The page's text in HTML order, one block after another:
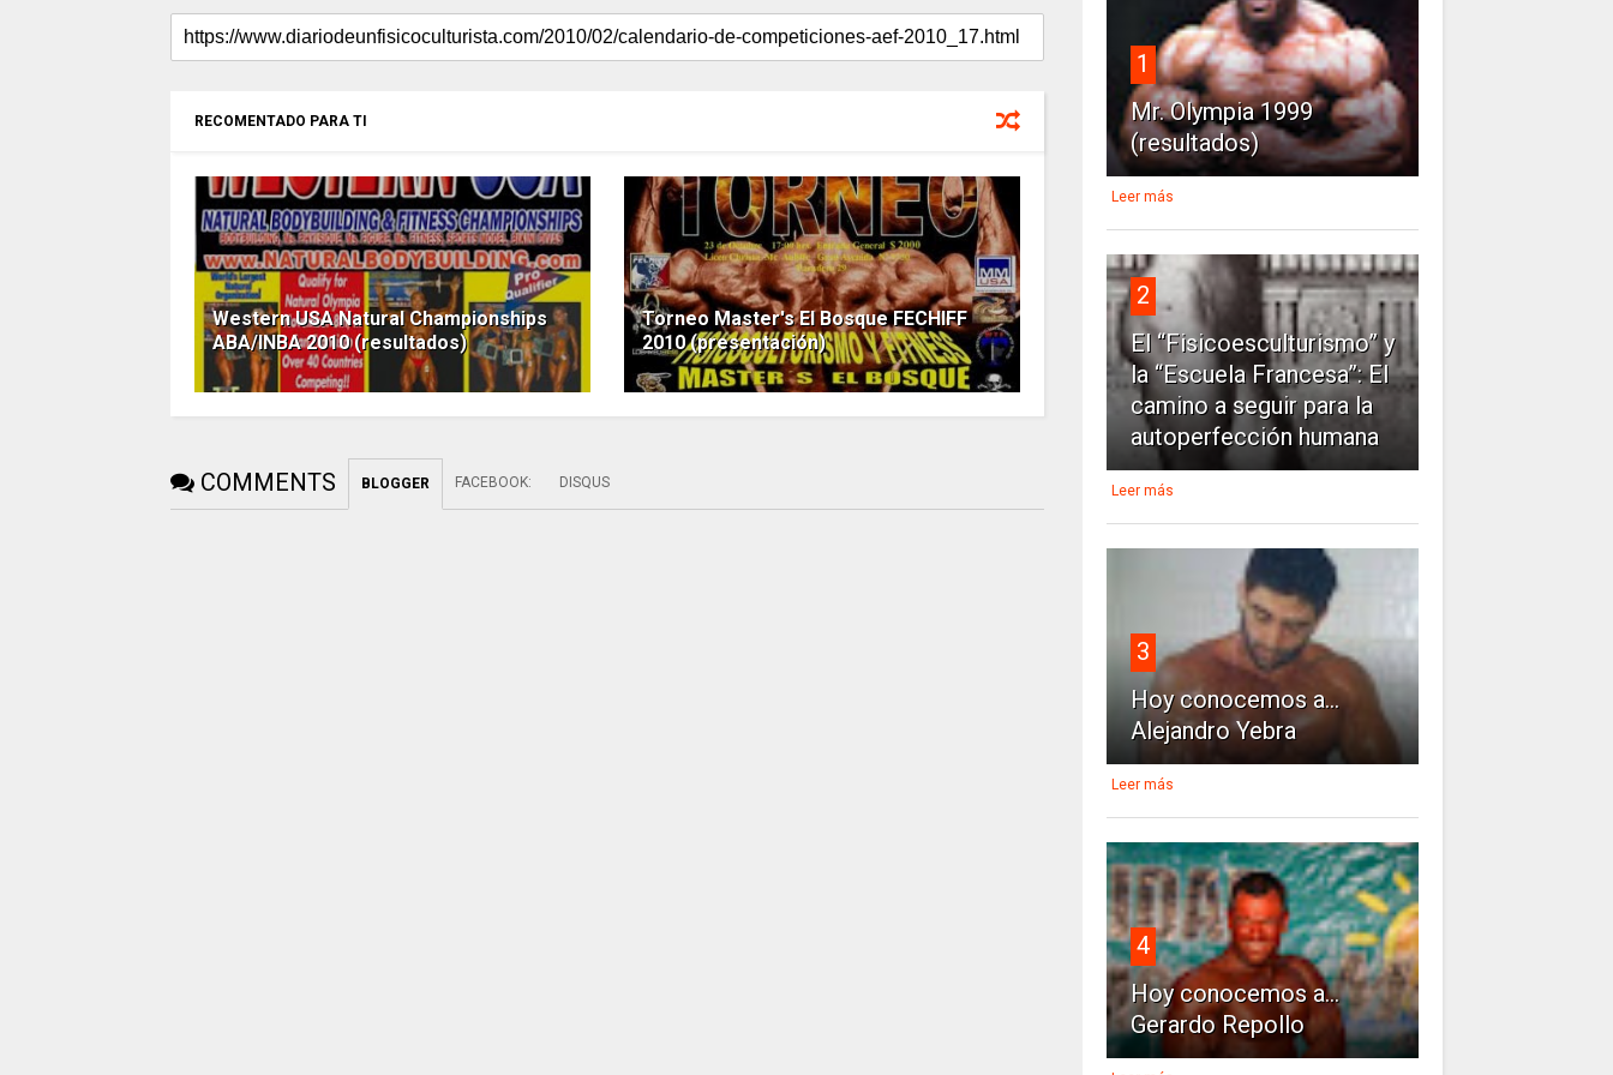
RECOMENTADO PARA TI
Western USA Natural Championships
ABA/INBA 2010 (resultados)
Torneo Master's El Bosque FECHIFF
2010 (presentación)
COMMENTS BLOGGER FACEBOOK: DISQUS
1
Mr. Olympia 1999
(resultados)
Leer más
2
El “Fisicoesculturismo” y
la “Escuela Francesa”: El
camino a seguir para la
autoperfección humana
Leer más
3
Hoy conocemos a...
Alejandro Yebra
Leer más
4
Hoy conocemos a...
Gerardo Repollo